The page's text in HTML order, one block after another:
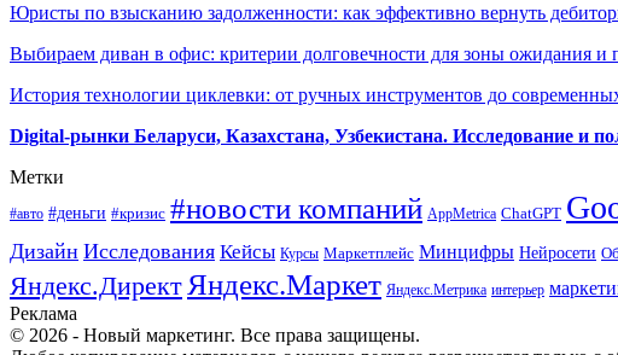
Юристы по взысканию задолженности: как эффективно вернуть
Выбираем диван в офис: критерии долговечности для зоны ожидания и
История технологии циклевки: от ручных инструментов до
Digital-рынки Беларуси, Казахстана, Узбекистана. Исследование и
Метки
#авто #деньги #кризис #новости компаний AppMetrica ChatGPT
Дизайн Исследования Кейсы Курсы Маркетплейс Минцифры Нейросети
Яндекс.ДиректЯндекс.Маркет Яндекс.Метрика интерьер
Реклама
© 2026 - Новый маркетинг. Все права защищены.